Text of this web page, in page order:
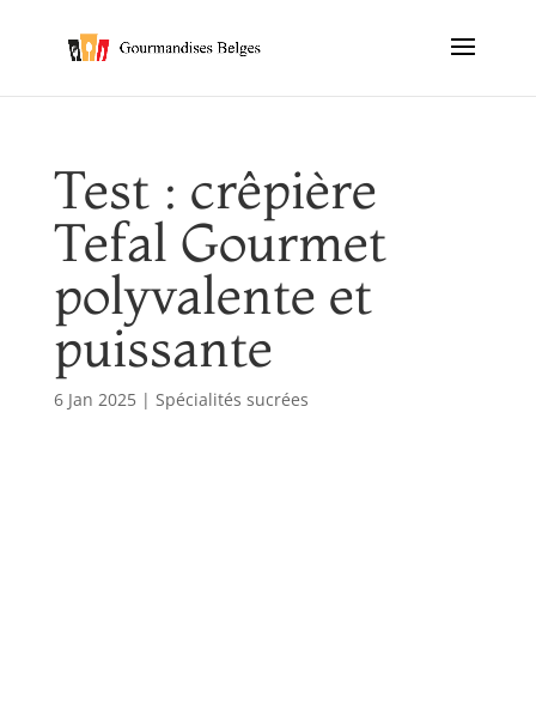
Test : crêpière
Tefal Gourmet
polyvalente et
puissante
6 Jan 2025| Spécialités sucrées